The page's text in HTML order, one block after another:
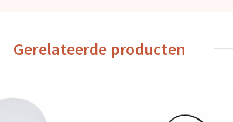
Gerelateerde producten